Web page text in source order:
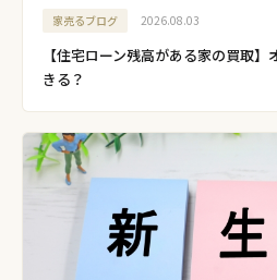
家売るブログ 2026.08.03
【住宅ローン残高がある家の買取
きる？